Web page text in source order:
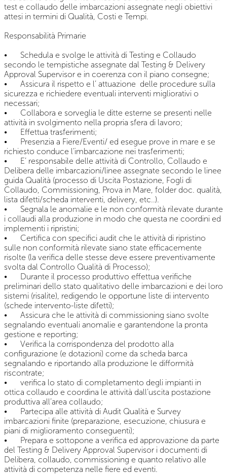
test e collaudo delle imbarcazioni assegnate negli obiettivi
attesi in termini di Qualità, Costi e Tempi.
Responsabilità Primarie
•
Schedula e svolge le attività di Testing e Collaudo
secondo le tempistiche assegnate dal Testing & Delivery
Approval Supervisor e in coerenza con il piano consegne;
•
Assicura il rispetto e l’ attuazione delle procedure sulla
sicurezza e richiedere eventuali interventi migliorativi o
necessari;
•
Collabora e sorveglia le ditte esterne se presenti nelle
attività in svolgimento nella propria sfera di lavoro;
•
Effettua trasferimenti;
•
Presenzia a Fiere/Eventi/ ed esegue prove in mare e se
richiesto conduce l’imbarcazione nei trasferimenti;
•
E’ responsabile delle attività di Controllo, Collaudo e
Delibera delle imbarcazioni/linee assegnate secondo le linee
guida Qualità (processo di Uscita Postazione, Fogli di
Collaudo, Commissioning, Prova in Mare, folder doc. qualità,
lista difetti/scheda interventi, delivery, etc..).
•
Segnala le anomalie e le non conformità rilevate durante
i collaudi alla produzione in modo che questa ne coordini ed
implementi i ripristini;
•
Certifica con specifici audit che le attività di ripristino
sulle non conformità rilevate siano state efficacemente
risolte (la verifica delle stesse deve essere preventivamente
svolta dal Controllo Qualità di Processo);
•
Durante il processo produttivo effettua verifiche
preliminari dello stato qualitativo delle imbarcazioni e dei loro
sistemi (risalite), redigendo le opportune liste di intervento
(schede intervento-liste difetti);
•
Assicura che le attività di commissioning siano svolte
segnalando eventuali anomalie e garantendone la pronta
gestione e reporting;
•
Verifica la corrispondenza del prodotto alla
configurazione (e dotazioni) come da scheda barca
segnalando e riportando alla produzione le difformità
riscontrate;
•
verifica lo stato di completamento degli impianti in
ottica collaudo e coordina le attività dall’uscita postazione
produttiva all’area collaudo;
•
Partecipa alle attività di Audit Qualità e Survey
imbarcazioni finite (preparazione, esecuzione, chiusura e
piani di miglioramento conseguenti);
•
Prepara e sottopone a verifica ed approvazione da parte
del Testing & Delivery Approval Supervisor i documenti di
Delibera, collaudo, commissioning e quanto relativo alle
attività di competenza nelle fiere ed eventi.